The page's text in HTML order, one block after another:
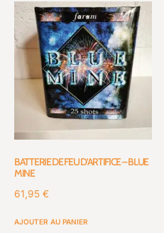
BATTERIE DE FEU D’ARTIFICE – BLUE
MINE
61,95 €
AJOUTER AU PANIER